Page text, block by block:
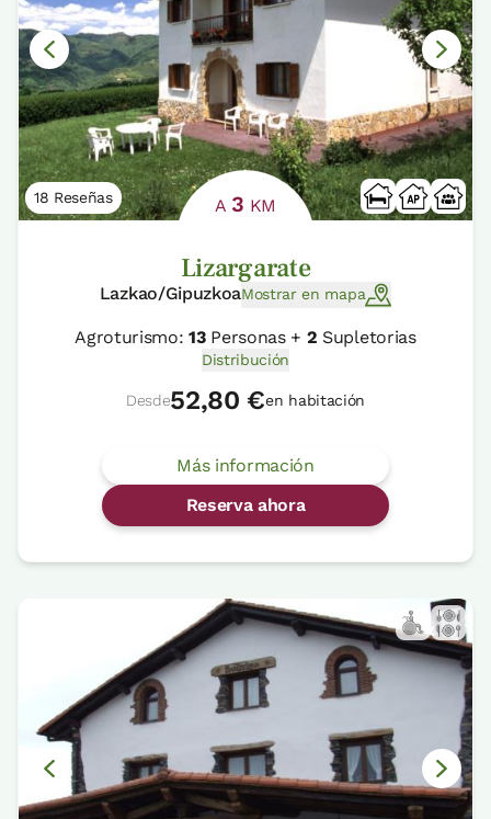
18 Reseñas A 3 KM
Lizargarate
Lazkao/GipuzkoaMostrar en mapa
Agroturismo:13Personas + 2 Supletorias
Distribución
Desde52,80 €en habitación
Más información
Reserva ahora